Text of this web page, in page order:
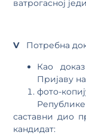
ватрогасној
VПотребна
Као
Пријаву
фото-
саставни дио
кандидат: